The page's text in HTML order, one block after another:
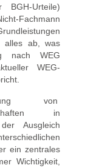
BGH-Urteile)
Fachmann
alles ab, was
nach WEG
WEG-
von
in
Ausgleich
ein zentrales
Wichtigkeit,